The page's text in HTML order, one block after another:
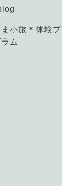
小旅＊体験プ
ム